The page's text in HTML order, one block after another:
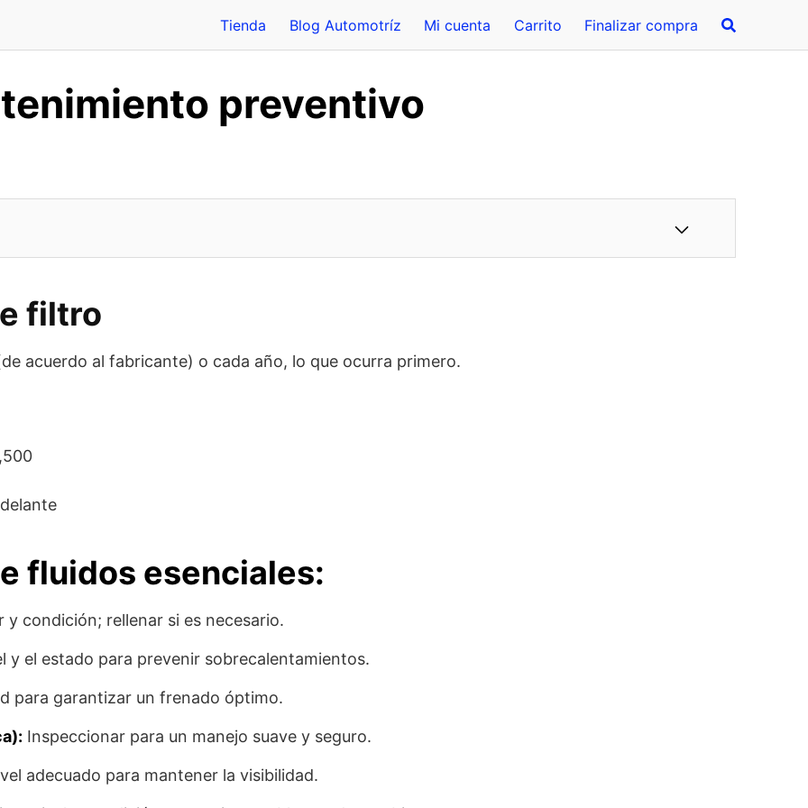
Tienda Blog Automotríz Mi cuenta Carrito Finalizar compra
preventivo
filtro
acuerdo al fabricante) o cada año, lo que ocurra primero.
fluidos esenciales:
condición; rellenar si es necesario.
y el estado para prevenir sobrecalentamientos.
para garantizar un frenado óptimo.
Inspeccionar para un manejo suave y seguro.
adecuado para mantener la visibilidad.